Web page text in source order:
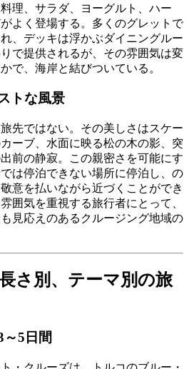
理、サラダ、ヨーグルト、ハー
よく登場する。多くのグレットで
、デッキは浮かぶダイニングルー
で提供されるが、その雰囲気は変
で、海岸と結びついている。
トな風景
先ではない。その美しさはスケー
ーブ、水面に映る松の木の影、突
前の静寂。この親密さを可能にす
は停泊できない場所に停泊し、の
意を払いながら近づくことができ
囲気を重視する旅行者にとって、
見応えのあるクルージング地域の
さ別、テーマ別の旅
5日間